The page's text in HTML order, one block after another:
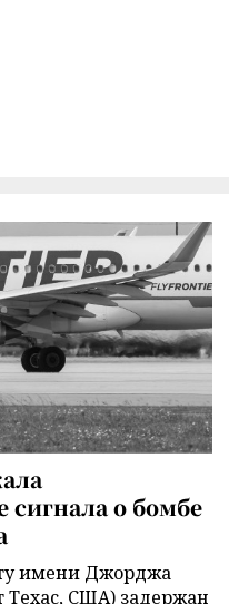
сигнала о бомбе
имени Джорджа
США) задержан